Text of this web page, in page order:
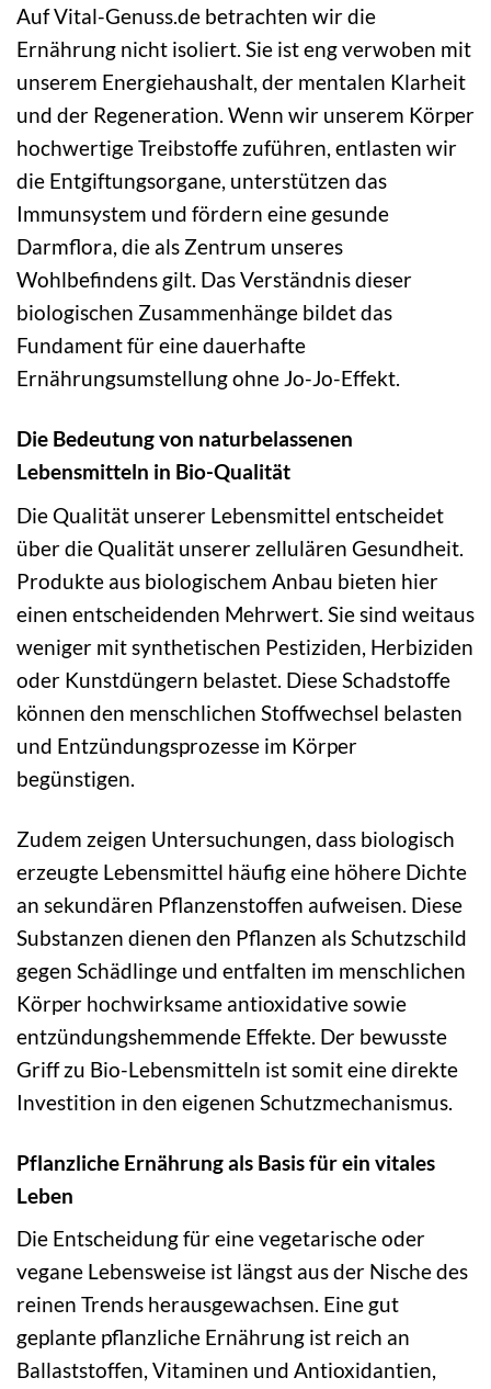
Auf Vital-Genuss.de betrachten wir die
Ernährung nicht isoliert. Sie ist eng verwoben mit
unserem Energiehaushalt, der mentalen Klarheit
und der Regeneration. Wenn wir unserem Körper
hochwertige Treibstoffe zuführen, entlasten wir
die Entgiftungsorgane, unterstützen das
Immunsystem und fördern eine gesunde
Darmflora, die als Zentrum unseres
Wohlbefindens gilt. Das Verständnis dieser
biologischen Zusammenhänge bildet das
Fundament für eine dauerhafte
Ernährungsumstellung ohne Jo-Jo-Effekt.
Die Bedeutung von naturbelassenen
Lebensmitteln in Bio-Qualität
Die Qualität unserer Lebensmittel entscheidet
über die Qualität unserer zellulären Gesundheit.
Produkte aus biologischem Anbau bieten hier
einen entscheidenden Mehrwert. Sie sind weitaus
weniger mit synthetischen Pestiziden, Herbiziden
oder Kunstdüngern belastet. Diese Schadstoffe
können den menschlichen Stoffwechsel belasten
und Entzündungsprozesse im Körper
begünstigen.
Zudem zeigen Untersuchungen, dass biologisch
erzeugte Lebensmittel häufig eine höhere Dichte
an sekundären Pflanzenstoffen aufweisen. Diese
Substanzen dienen den Pflanzen als Schutzschild
gegen Schädlinge und entfalten im menschlichen
Körper hochwirksame antioxidative sowie
entzündungshemmende Effekte. Der bewusste
Griff zu Bio-Lebensmitteln ist somit eine direkte
Investition in den eigenen Schutzmechanismus.
Pflanzliche Ernährung als Basis für ein vitales
Leben
Die Entscheidung für eine vegetarische oder
vegane Lebensweise ist längst aus der Nische des
reinen Trends herausgewachsen. Eine gut
geplante pflanzliche Ernährung ist reich an
Ballaststoffen, Vitaminen und Antioxidantien,